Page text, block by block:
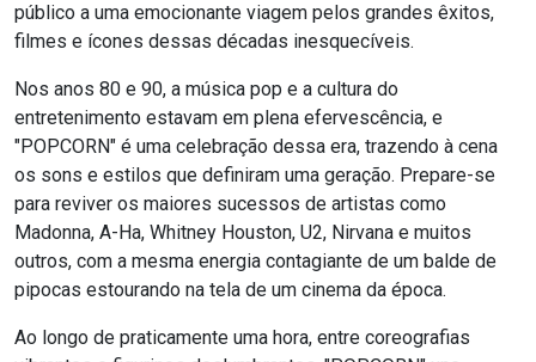
público a uma emocionante viagem pelos grandes êxitos,
filmes e ícones dessas décadas inesquecíveis.
Nos anos 80 e 90, a música pop e a cultura do
entretenimento estavam em plena efervescência, e
"POPCORN" é uma celebração dessa era, trazendo à cena
os sons e estilos que definiram uma geração. Prepare-se
para reviver os maiores sucessos de artistas como
Madonna, A-Ha, Whitney Houston, U2, Nirvana e muitos
outros, com a mesma energia contagiante de um balde de
pipocas estourando na tela de um cinema da época.
Ao longo de praticamente uma hora, entre coreografias